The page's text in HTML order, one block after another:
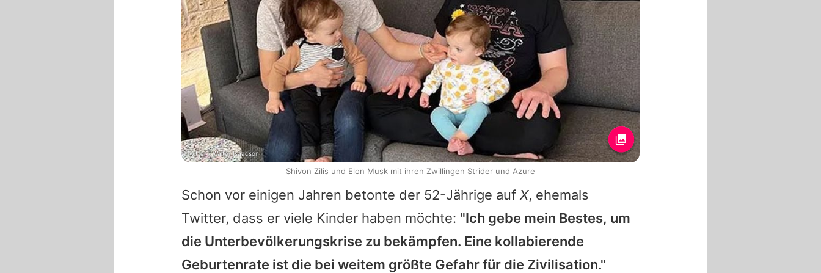
Schon vor einigen Jahren betonte der 52-Jährige auf X, ehemals
Twitter, dass er viele Kinder haben möchte: "Ich gebe mein Bestes, um
die Unterbevölkerungskrise zu bekämpfen. Eine kollabierende
Geburtenrate ist die bei weitem größte Gefahr für die Zivilisation."
Twitter / Walter Isaacson
Shivon Zilis und Elon Musk mit ihren Zwillingen Strider und Azure